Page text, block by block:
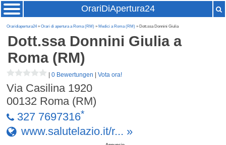
OrariDiApertura24
Oraridiapertura24»Orari di apertura a Roma (RM) » Medici a Roma (RM) » Dott.ssa Donnini Giulia
Dott.ssa Donnini Giuliaa
Roma (RM)
|0 Bewertungen |Vota ora!
Via Casilina 1920
00132 Roma (RM)
327 7697316*
www.salutelazio.it/r... »